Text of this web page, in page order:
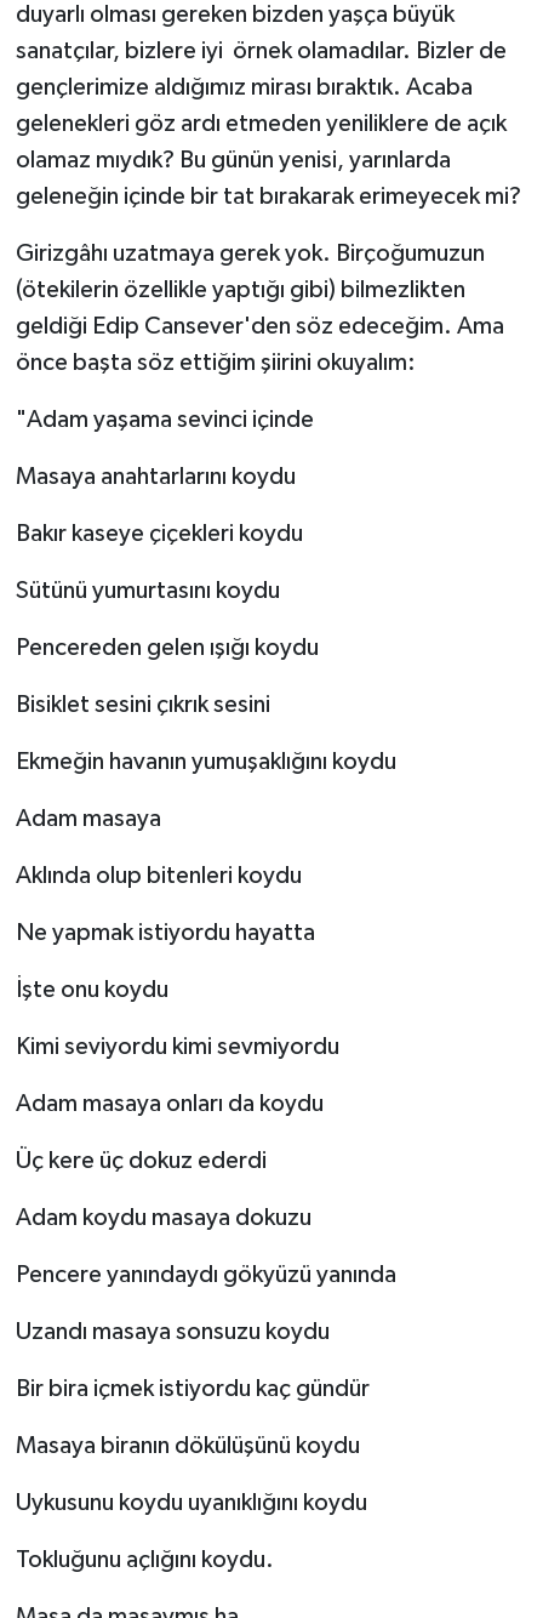
duyarlı olması gereken bizden yaşça büyük
sanatçılar, bizlere iyi örnek olamadılar. Bizler de
gençlerimize aldığımız mirası bıraktık. Acaba
gelenekleri göz ardı etmeden yeniliklere de açık
olamaz mıydık? Bu günün yenisi, yarınlarda
geleneğin içinde bir tat bırakarak erimeyecek mi?
Girizgâhı uzatmaya gerek yok. Birçoğumuzun
(ötekilerin özellikle yaptığı gibi) bilmezlikten
geldiği Edip Cansever'den söz edeceğim. Ama
önce başta söz ettiğim şiirini okuyalım:
"Adam yaşama sevinci içinde
Masaya anahtarlarını koydu
Bakır kaseye çiçekleri koydu
Sütünü yumurtasını koydu
Pencereden gelen ışığı koydu
Bisiklet sesini çıkrık sesini
Ekmeğin havanın yumuşaklığını koydu
Adam masaya
Aklında olup bitenleri koydu
Ne yapmak istiyordu hayatta
İşte onu koydu
Kimi seviyordu kimi sevmiyordu
Adam masaya onları da koydu
Üç kere üç dokuz ederdi
Adam koydu masaya dokuzu
Pencere yanındaydı gökyüzü yanında
Uzandı masaya sonsuzu koydu
Bir bira içmek istiyordu kaç gündür
Masaya biranın dökülüşünü koydu
Uykusunu koydu uyanıklığını koydu
Tokluğunu açlığını koydu.